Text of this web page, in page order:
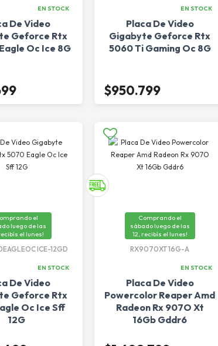
EN STOCK
De Video
Geforce Rtx
Oc Ice 8G
EN STOCK
Placa De Video
Gigabyte Geforce Rtx
5060 Ti Gaming Oc 8G
$950.799
el
luego de las
el lunes!
ICE-12GD
EN STOCK
De Video
Geforce Rtx
Oc Ice Sff
12G
Comprando el
sábado luego de las
12, recibís el lunes!
RX9070XT 16G-A
EN STOCK
Placa De Video
Powercolor Reaper Amd
Radeon Rx 907O Xt
16Gb Gddr6